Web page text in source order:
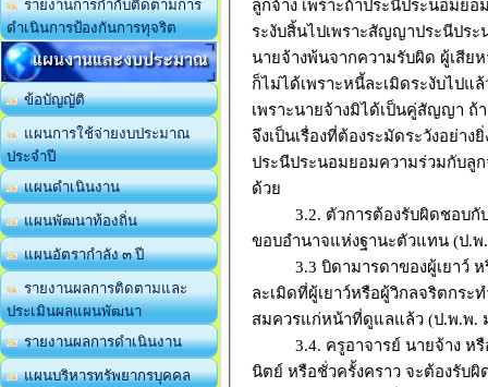
รายงานการกำกับติดตามการ
ดำเนินการป้องกันการทุจริต
แผนงานและงบประมาณ
ข้อบัญญัติ
แผนการใช้จ่ายงบประมาณ
ประจำปี
แผนดำเนินงาน
แผนพัฒนาท้องถิ่น
แผนอัตรากำลัง ๓ ปี
รายงานผลการติดตามและ
ประเมินผลแผนพัฒนา
รายงานผลการดำเนินงาน
แผนบริหารทรัพยากรบุคคล
ลูกจ้าง เพราะถ้าประนีประนอมย
ระงับสิ้นไปเพราะสัญญาประนีปร
นายจ้างพ้นจากความรับผิด ผู้เสีย
ก็ไม่ได้เพราะหนี้ละเมิดระงับไป
เพราะนายจ้างมิได้เป็นคู่สัญญา ถ้
จึงเป็นเรื่องที่ต้องระมัดระวังอย่า
ประนีประนอมยอมความร่วมกับลู
ด้วย
3.2. ตัวการต้องรับผิดชอบกับ
ขอบอำนาจแห่งฐานะตัวแทน (ป.
3.3 บิดามารดาของผู้เยาว์ หรื
ละเมิดที่ผู้เยาว์หรือผู้วิกลจริตกระ
สมควรแก่หน้าที่ดูแลแล้ว (ป.พ.พ.
3.4. ครูอาจารย์ นายจ้าง หรือ
นิตย์ หรือชั่วครั้งคราว จะต้องรับผิ